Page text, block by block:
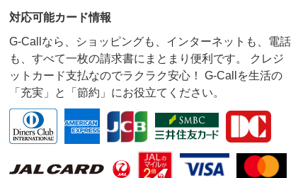
対応可能カード情報
G-Callなら、ショッピングも、インターネットも、電話
も、すべて一枚の請求書にまとまり便利です。 クレジ
ットカード支払なのでラクラク安心！ G-Callを生活の
「充実」と「節約」にお役立てください。